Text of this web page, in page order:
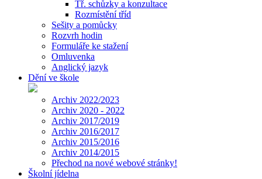
Tř. schůzky a konzultace
Rozmístění tříd
Sešity a pomůcky
Rozvrh hodin
Formuláře ke stažení
Omluvenka
Anglický jazyk
Dění ve škole
Archiv 2022/2023
Archiv 2020 - 2022
Archiv 2017/2019
Archiv 2016/2017
Archiv 2015/2016
Archiv 2014/2015
Přechod na nové webové stránky!
Školní jídelna